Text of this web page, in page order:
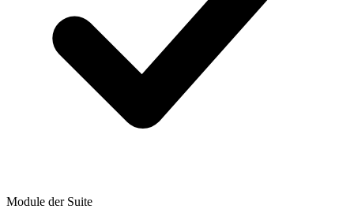
Module der Suite